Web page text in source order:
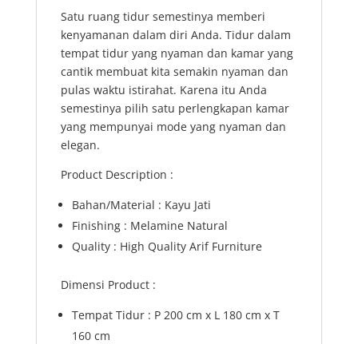
Satu ruang tidur semestinya memberi
kenyamanan dalam diri Anda. Tidur dalam
tempat tidur yang nyaman dan kamar yang
cantik membuat kita semakin nyaman dan
pulas waktu istirahat. Karena itu Anda
semestinya pilih satu perlengkapan kamar
yang mempunyai mode yang nyaman dan
elegan.
Product Description :
Bahan/Material : Kayu Jati
Finishing : Melamine Natural
Quality : High Quality Arif Furniture
Dimensi Product :
Tempat Tidur : P 200 cm x L 180 cm x T
160 cm